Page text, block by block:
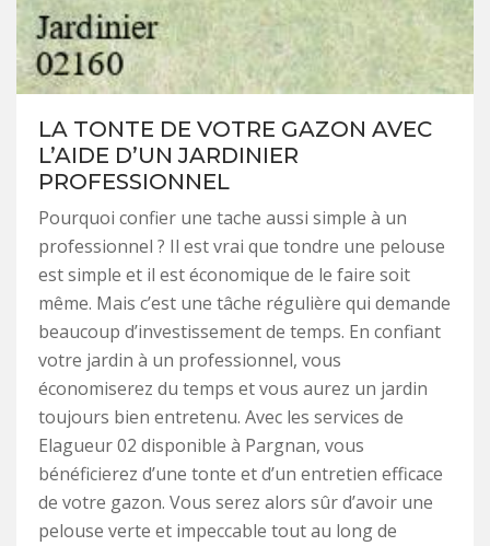
LA TONTE DE VOTRE GAZON AVEC
L’AIDE D’UN JARDINIER
PROFESSIONNEL
Pourquoi confier une tache aussi simple à un
professionnel ? Il est vrai que tondre une pelouse
est simple et il est économique de le faire soit
même. Mais c’est une tâche régulière qui demande
beaucoup d’investissement de temps. En confiant
votre jardin à un professionnel, vous
économiserez du temps et vous aurez un jardin
toujours bien entretenu. Avec les services de
Elagueur 02 disponible à Pargnan, vous
bénéficierez d’une tonte et d’un entretien efficace
de votre gazon. Vous serez alors sûr d’avoir une
pelouse verte et impeccable tout au long de